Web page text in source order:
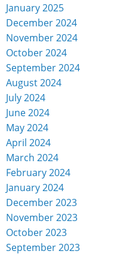
January 2025
December 2024
November 2024
October 2024
September 2024
August 2024
July 2024
June 2024
May 2024
April 2024
March 2024
February 2024
January 2024
December 2023
November 2023
October 2023
September 2023